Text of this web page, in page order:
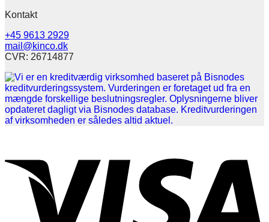
Kontakt
+45 9613 2929
mail@kinco.dk
CVR: 26714877